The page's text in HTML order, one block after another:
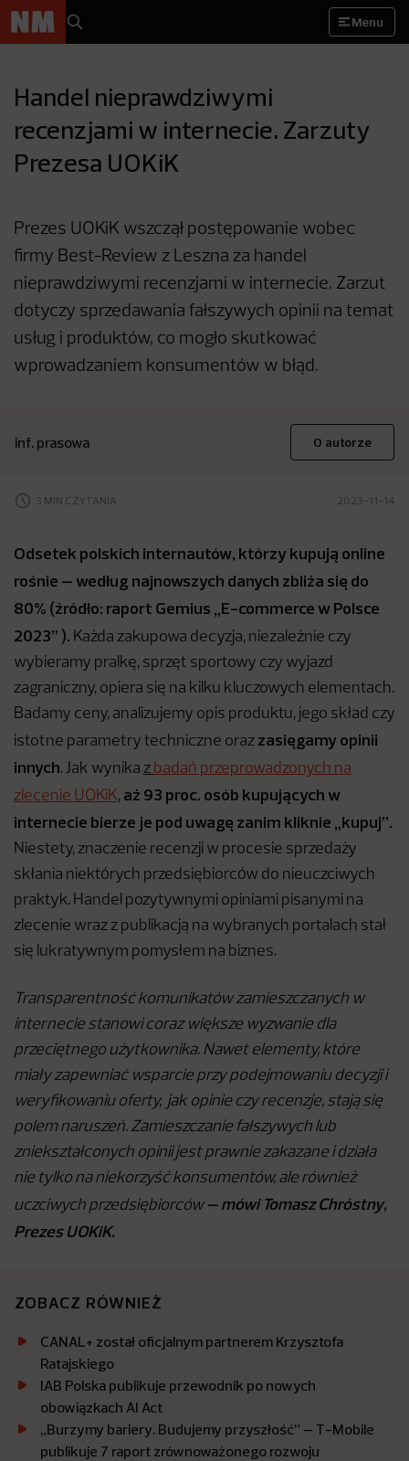
Menu
Handel nieprawdziwymi
recenzjami w internecie. Zarzuty
Prezesa UOKiK
Prezes UOKiK wszczął postępowanie wobec
firmy Best-Review z Leszna za handel
nieprawdziwymi recenzjami w internecie. Zarzut
dotyczy sprzedawania fałszywych opinii na temat
usług i produktów, co mogło skutkować
wprowadzaniem konsumentów w błąd.
inf. prasowa O autorze
3 MIN CZYTANIA 2023-11-14
Odsetek polskich internautów, którzy kupują online
rośnie – według najnowszych danych zbliża się do
80% (źródło: raport Gemius „E-commerce w Polsce
2023” ). Każda zakupowa decyzja, niezależnie czy
wybieramy pralkę, sprzęt sportowy czy wyjazd
zagraniczny, opiera się na kilku kluczowych elementach.
Badamy ceny, analizujemy opis produktu, jego skład czy
istotne parametry techniczne oraz zasięgamy opinii
innych. Jak wynika z badań przeprowadzonych na
zlecenie UOKiK, aż 93 proc. osób kupujących w
internecie bierze je pod uwagę zanim kliknie „kupuj”.
Niestety, znaczenie recenzji w procesie sprzedaży
skłania niektórych przedsiębiorców do nieuczciwych
praktyk. Handel pozytywnymi opiniami pisanymi na
zlecenie wraz z publikacją na wybranych portalach stał
się lukratywnym pomysłem na biznes.
Transparentność komunikatów zamieszczanych w
internecie stanowi coraz większe wyzwanie dla
przeciętnego użytkownika. Nawet elementy, które
miały zapewniać wsparcie przy podejmowaniu decyzji i
weryfikowaniu oferty, jak opinie czy recenzje, stają się
polem naruszeń. Zamieszczanie fałszywych lub
zniekształconych opinii jest prawnie zakazane i działa
nie tylko na niekorzyść konsumentów, ale również
uczciwych przedsiębiorców–mówi Tomasz Chróstny,
Prezes UOKiK.
ZOBACZ RÓWNIEŻ
CANAL+ został oficjalnym partnerem Krzysztofa
Ratajskiego
IAB Polska publikuje przewodnik po nowych
obowiązkach AI Act
„Burzymy bariery. Budujemy przyszłość” – T-Mobile
publikuje 7 raport zrównoważonego rozwoju